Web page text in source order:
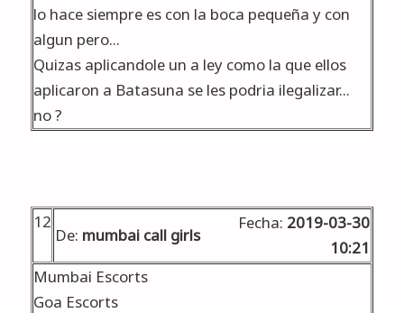
lo hace siempre es con la boca pequeña y con
algun pero...
Quizas aplicandole un a ley como la que ellos
aplicaron a Batasuna se les podria ilegalizar...
no ?
12
De: mumbai call girls
Fecha: 2019-03-30
10:21
Mumbai Escorts
Goa Escorts